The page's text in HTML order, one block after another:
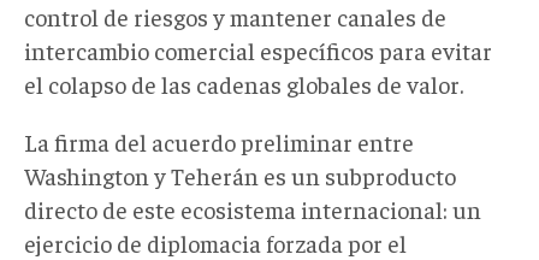
control de riesgos y mantener canales de
intercambio comercial específicos para evitar
el colapso de las cadenas globales de valor.
La firma del acuerdo preliminar entre
Washington y Teherán es un subproducto
directo de este ecosistema internacional: un
ejercicio de diplomacia forzada por el